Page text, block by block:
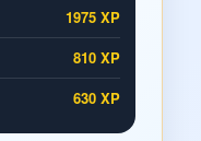
1975 XP
810 XP
630 XP